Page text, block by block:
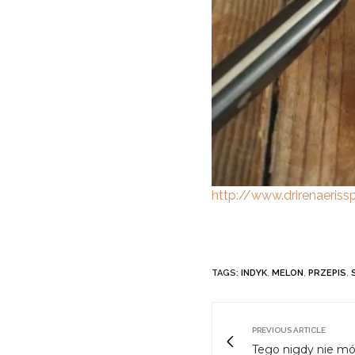
http://
TAGS: INDYK, MELON, PRZEPIS,
PREVIOUS ARTICLE
Tego nigdy nie